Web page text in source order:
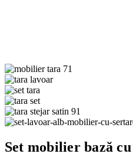
Set mobilier bază